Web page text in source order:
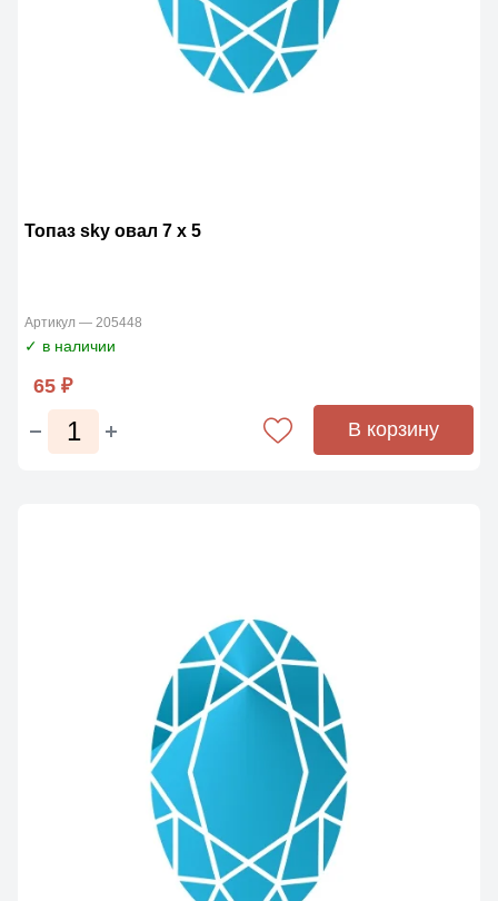
Топаз sky овал 7 x 5
Артикул — 205448
✓ в наличии
65 ₽
В корзину